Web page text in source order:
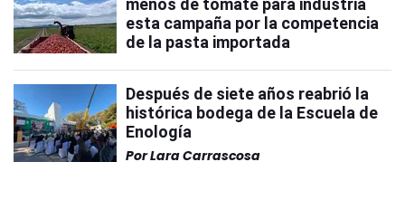
menos de tomate para industria
esta campaña por la competencia
de la pasta importada
Después de siete años reabrió la
histórica bodega de la Escuela de
Enología
PorLara Carrascosa